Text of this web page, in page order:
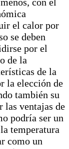
el calor por
se deben
por el
de la
de la
la elección de
también su
las ventajas de
podría ser un
temperatura
como un